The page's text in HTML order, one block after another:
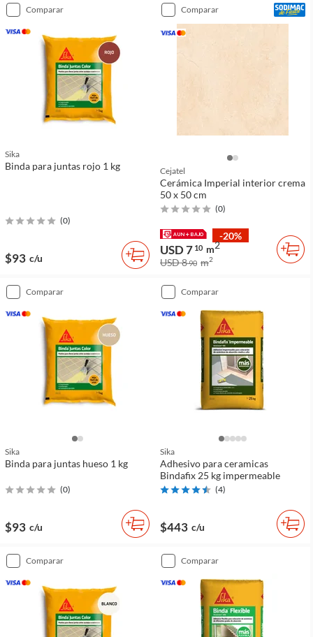
comparar
Sika
Binda para juntas rojo 1 kg
(0)
$93 c/u
comparar
Cejatel
Cerámica Imperial interior crema
50 x 50 cm
(0)
-20%
USD 7 10 m2
USD 890 m2
comparar
Sika
Binda para juntas hueso 1 kg
(0)
$93 c/u
comparar
Sika
Adhesivo para ceramicas
Bindafix 25 kg impermeable
(4)
$443 c/u
comparar comparar